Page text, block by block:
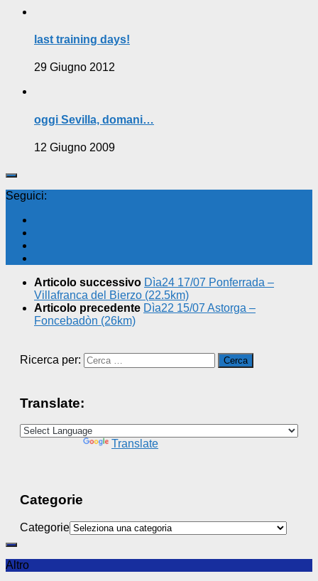
last training days!
29 Giugno 2012
oggi Sevilla, domani…
12 Giugno 2009
Seguici:
Articolo successivo Dìa24 17/07 Ponferrada –
Villafranca del Bierzo (22.5km)
Articolo precedente Dìa22 15/07 Astorga –
Foncebadòn (26km)
Ricerca per:
Translate:
Translate
Categorie
Categorie
Altro